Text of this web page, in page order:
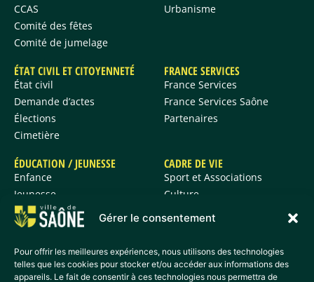
Gérer le consentement
Pour offrir les meilleures expériences, nous utilisons des technologies
telles que les cookies pour stocker et/ou accéder aux informations des
appareils. Le fait de consentir à ces technologies nous permettra de
CCAS
Comité des fêtes
Comité de jumelage
Urbanisme
ÉTAT CIVIL ET CITOYENNETÉ
État civil
Demande d’actes
Élections
Cimetière
FRANCE SERVICES
France Services
France Services Saône
Partenaires
ÉDUCATION / JEUNESSE
Enfance
Jeunesse
CADRE DE VIE
Sport et Associations
Culture
Histoire et patrimoine